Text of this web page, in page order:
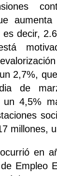
decir,
2,7%,
de
un 4,5%
millones,
en
Empleo